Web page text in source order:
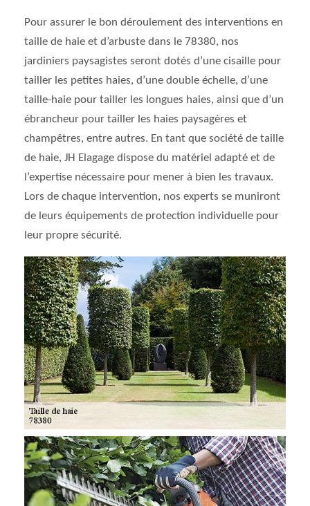
Pour assurer le bon déroulement des interventions en
taille de haie et d’arbuste dans le 78380, nos
jardiniers paysagistes seront dotés d’une cisaille pour
tailler les petites haies, d’une double échelle, d’une
taille-haie pour tailler les longues haies, ainsi que d’un
ébrancheur pour tailler les haies paysagères et
champêtres, entre autres. En tant que société de taille
de haie, JH Elagage dispose du matériel adapté et de
l’expertise nécessaire pour mener à bien les travaux.
Lors de chaque intervention, nos experts se muniront
de leurs équipements de protection individuelle pour
leur propre sécurité.